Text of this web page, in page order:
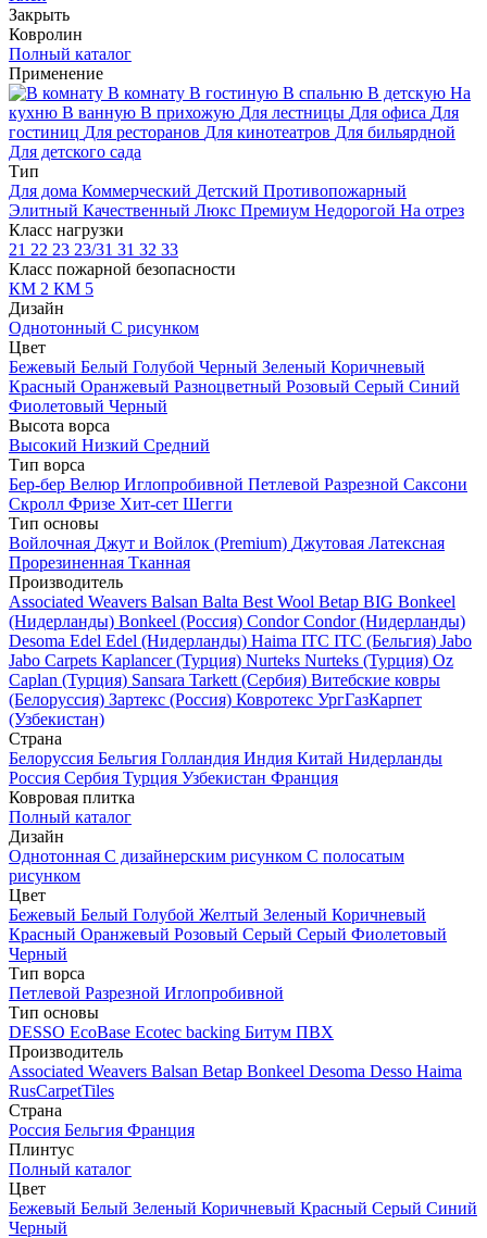
Закрыть
Ковролин
Полный каталог
Применение
В комнату В гостиную В спальню В детскую На
кухню В ванную В прихожую Для лестницы Для офиса Для
гостиниц Для ресторанов Для кинотеатров Для бильярдной
Для детского сада
Тип
Для дома Коммерческий Детский Противопожарный
Элитный Качественный Люкс Премиум Недорогой На отрез
Класс нагрузки
21 22 23 23/31 31 32 33
Класс пожарной безопасности
КМ 2 КМ 5
Дизайн
Однотонный С рисунком
Цвет
Бежевый Белый Голубой Черный Зеленый Коричневый
Красный Оранжевый Разноцветный Розовый Серый Синий
Фиолетовый Черный
Высота ворса
Высокий Низкий Средний
Тип ворса
Бер-бер Велюр Иглопробивной Петлевой Разрезной Саксони
Скролл Фризе Хит-сет Шегги
Тип основы
Войлочная Джут и Войлок (Premium) Джутовая Латексная
Прорезиненная Тканная
Производитель
Associated Weavers Balsan Balta Best Wool Betap BIG Bonkeel
(Нидерланды) Bonkeel (Россия) Condor Condor (Нидерланды)
Desoma Edel Edel (Нидерланды) Haima ITC ITC (Бельгия) Jabo
Jabo Carpets Kaplancer (Турция) Nurteks Nurteks (Турция) Oz
Caplan (Турция) Sansara Tarkett (Сербия) Витебские ковры
(Белоруссия) Зартекс (Россия) Ковротекс УргГазКарпет
(Узбекистан)
Страна
Белоруссия Бельгия Голландия Индия Китай Нидерланды
Россия Сербия Турция Узбекистан Франция
Ковровая плитка
Полный каталог
Дизайн
Однотонная С дизайнерским рисунком С полосатым
рисунком
Цвет
Бежевый Белый Голубой Желтый Зеленый Коричневый
Красный Оранжевый Розовый Серый Серый Фиолетовый
Черный
Тип ворса
Петлевой Разрезной Иглопробивной
Тип основы
DESSO EcoBase Ecotec backing Битум ПВХ
Производитель
Associated Weavers Balsan Betap Bonkeel Desoma Desso Haima
RusCarpetTiles
Страна
Россия Бельгия Франция
Плинтус
Полный каталог
Цвет
Бежевый Белый Зеленый Коричневый Красный Серый Синий
Черный